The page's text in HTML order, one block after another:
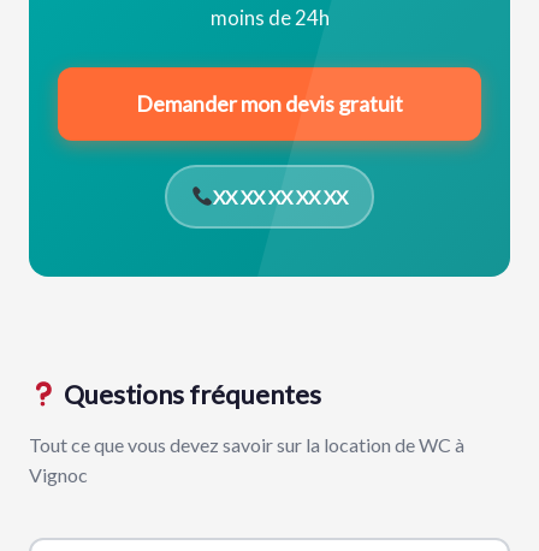
moins de 24h
Demander mon devis gratuit
XX XX XX XX XX
Questions fréquentes
Tout ce que vous devez savoir sur la location de WC à
Vignoc